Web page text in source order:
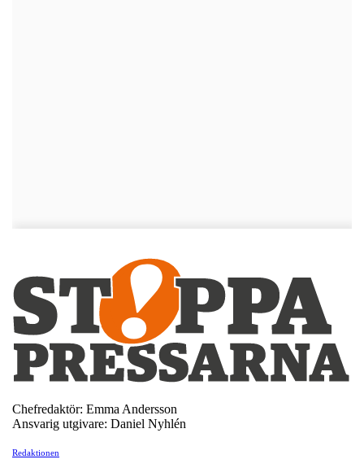
Chefredaktör: Emma Andersson
Ansvarig utgivare: Daniel Nyhlén
Redaktionen